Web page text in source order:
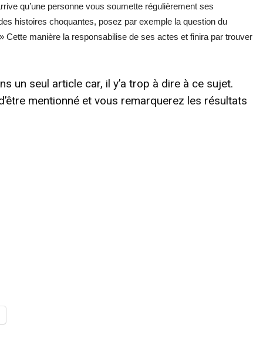
qu’une personne vous soumette régulièrement ses
histoires choquantes, posez par exemple la question du
Cette manière la responsabilise de ses actes et finira par trouver
un seul article car, il y’a trop à dire à ce sujet.
mentionné et vous remarquerez les résultats